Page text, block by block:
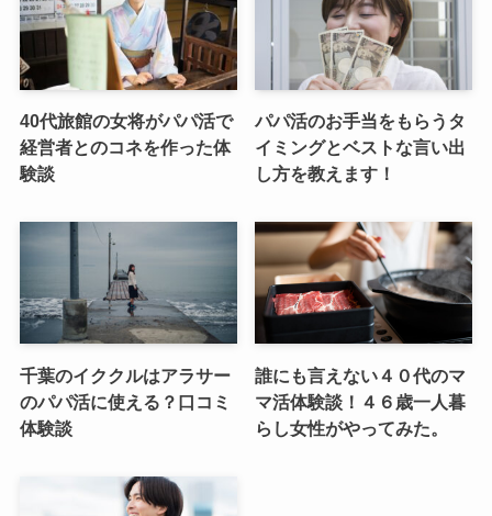
40代旅館の女将がパパ活で
経営者とのコネを作った体
験談
パパ活のお手当をもらうタ
イミングとベストな言い出
し方を教えます！
千葉のイククルはアラサー
のパパ活に使える？口コミ
体験談
誰にも言えない４０代のマ
マ活体験談！４６歳一人暮
らし女性がやってみた。